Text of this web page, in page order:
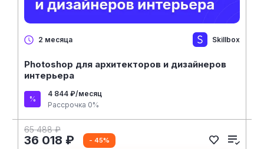
2 месяца Skillbox
Photoshop для архитекторов и дизайнеров
интерьера
4 844 ₽/месяц
Рассрочка 0%
65 488 ₽
36 018 ₽ - 45%